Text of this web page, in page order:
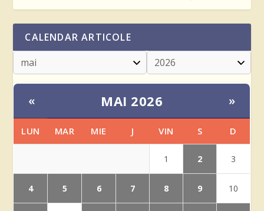
CALENDAR ARTICOLE
« MAI 2026 »
LUN MAR MIE J VIN S D
1 2 3
4 5 6 7 8 9 10